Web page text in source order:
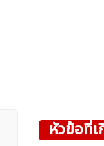
หัวข้อที่